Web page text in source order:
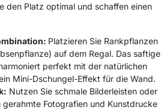
den Platz optimal und schaffen einen
Platzieren Sie Rankpflanzen
auf dem Regal. Das saftige
perfekt mit der natürlichen
Mini-Dschungel-Effekt für die Wand.
Nutzen Sie schmale Bilderleisten oder
gerahmte Fotografien und Kunstdrucke